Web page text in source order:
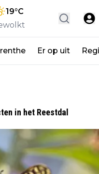
19°C
Er op uit
in het Reestdal